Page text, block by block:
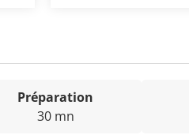
Préparation
30 mn